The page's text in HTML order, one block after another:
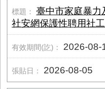
臺中市家庭暴力
社安網保護性聘用社
2026-08-
2026-08-05